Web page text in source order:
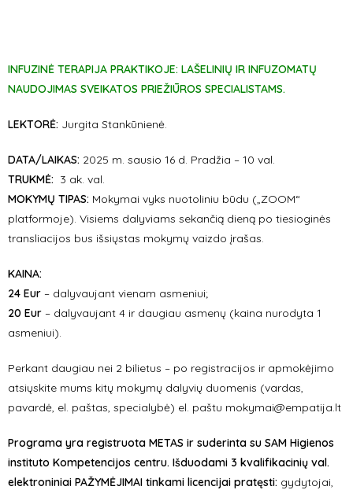
INFUZINĖ TERAPIJA PRAKTIKOJE: LAŠELINIŲ IR INFUZOMATŲ
NAUDOJIMAS SVEIKATOS PRIEŽIŪROS SPECIALISTAMS.
LEKTORĖ: Jurgita Stankūnienė.
DATA/LAIKAS: 2025 m. sausio 16 d. Pradžia – 10 val.
TRUKMĖ: 3 ak. val.
MOKYMŲ TIPAS: Mokymai vyks nuotoliniu būdu („ZOOM“
platformoje). Visiems dalyviams sekančią dieną po tiesioginės
transliacijos bus išsiųstas mokymų vaizdo įrašas.
KAINA:
24 Eur – dalyvaujant vienam asmeniui;
20 Eur – dalyvaujant 4 ir daugiau asmenų (kaina nurodyta 1
asmeniui).
Perkant daugiau nei 2 bilietus – po registracijos ir apmokėjimo
atsiųskite mums kitų mokymų dalyvių duomenis (vardas,
pavardė, el. paštas, specialybė) el. paštu mokymai@empatija.lt
Programa yra registruota METAS ir suderinta su SAM Higienos
instituto Kompetencijos centru. Išduodami 3 kvalifikacinių val.
elektroniniai PAŽYMĖJIMAI tinkami licencijai pratęsti: gydytojai,